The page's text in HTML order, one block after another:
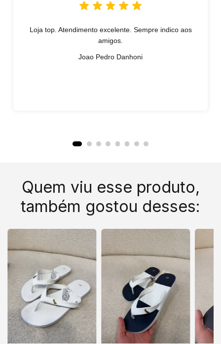
Loja top. Atendimento excelente. Sempre indico aos
amigos.
Joao Pedro Danhoni
Quem viu esse produto,
também gostou desses: